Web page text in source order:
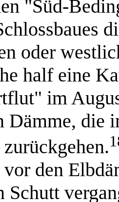
"Süd-
oder
half eine
im
Dämme, die
den
Schutt